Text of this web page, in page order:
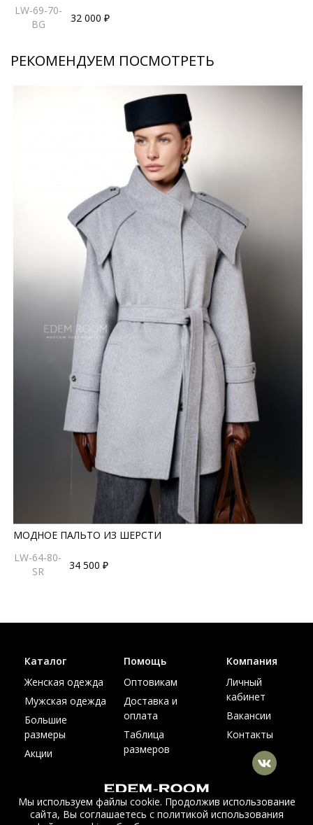
LW-69-70-
BG
32 000 ₽
РЕКОМЕНДУЕМ ПОСМОТРЕТЬ
МОДНОЕ ПАЛЬТО ИЗ ШЕРСТИ
LW-64-80-
SR
34 500 ₽
© Интернет магазин верхней одежды из меха и кожи
Каталог
Женская одежда
Мужская одежда
Большие
размеры
Акции
Помощь
Оптовикам
Доставка и
оплата
Таблица
размеров
Компания
Личный
кабинет
Вакансии
Контакты
Мы используем файлы cookie. Продолжив использование
сайта, Вы соглашаетесь с политикой использования